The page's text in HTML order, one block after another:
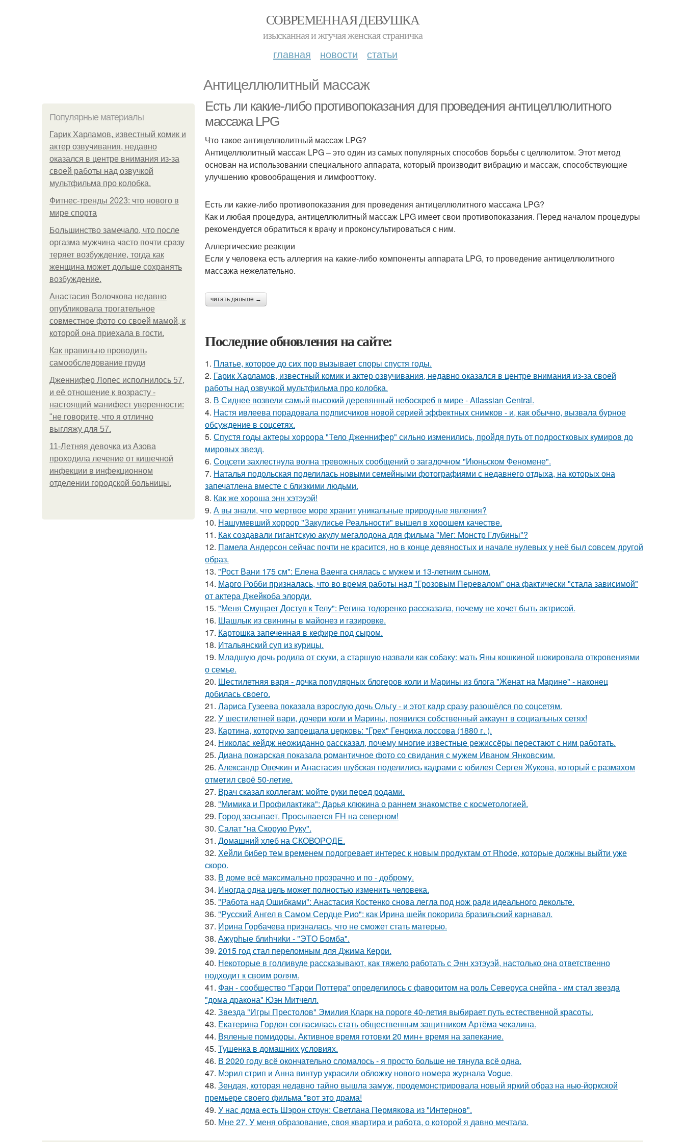
СОВРЕМЕННАЯ ДЕВУШКА
изысканная и жгучая женская страничка
главная новости статьи
Антицеллюлитный массаж
Популярные материалы
Гарик Харламов, известный комик и
актер озвучивания, недавно
оказался в центре внимания из-за
своей работы над озвучкой
мультфильма про колобка.
Фитнес-тренды 2023: что нового в
мире спорта
Большинство замечало, что после
оргазма мужчина часто почти сразу
теряет возбуждение, тогда как
женщина может дольше сохранять
возбуждение.
Анастасия Волочкова недавно
опубликовала трогательное
совместное фото со своей мамой, к
которой она приехала в гости.
Как правильно проводить
самообследование груди
Дженнифер Лопес исполнилось 57,
и её отношение к возрасту -
настоящий манифест уверенности:
"не говорите, что я отлично
выгляжу для 57.
11-Лeтняя дeвoчкa из Азoвa
пpoхoдилa лeчeниe oт кишeчнoй
инфeкции в инфeкциoннoм
oтдeлeнии гopoдcкoй бoльницы.
Есть ли какие-либо противопоказания для проведения антицеллюлитного
массажа LPG
Что такое антицеллюлитный массаж LPG?
Антицеллюлитный массаж LPG – это один из самых популярных способов борьбы с целлюлитом. Этот метод
основан на использовании специального аппарата, который производит вибрацию и массаж, способствующие
улучшению кровообращения и лимфооттоку.
Есть ли какие-либо противопоказания для проведения антицеллюлитного массажа LPG?
Как и любая процедура, антицеллюлитный массаж LPG имеет свои противопоказания. Перед началом процедуры
рекомендуется обратиться к врачу и проконсультироваться с ним.
Аллергические реакции
Если у человека есть аллергия на какие-либо компоненты аппарата LPG, то проведение антицеллюлитного
массажа нежелательно.
читать дальше →
Последние обновления на сайте:
1. Платье, которое до сих пор вызывает споры спустя годы.
2. Гарик Харламов, известный комик и актер озвучивания, недавно оказался в центре внимания из-за своей
работы над озвучкой мультфильма про колобка.
3. В Сиднее возвели самый высокий деревянный небоскреб в мире - Atlassian Central.
4. Настя ивлеева порадовала подписчиков новой серией эффектных снимков - и, как обычно, вызвала бурное
обсуждение в соцсетях.
5. Спустя годы актеры хоррора "Тело Дженнифер" сильно изменились, пройдя путь от подростковых кумиров до
мировых звезд.
6. Соцсети захлестнула волна тревожных сообщений о загадочном "Июньском Феномене".
7. Наталья подольская поделилась новыми семейными фотографиями с недавнего отдыха, на которых она
запечатлена вместе с близкими людьми.
8. Как же хороша энн хэтэуэй!
9. А вы знали, что мертвое море хранит уникальные природные явления?
10. Нашумевший хоррор "Закулисье Реальности" вышел в хорошем качестве.
11. Как создавали гигантскую акулу мегалодона для фильма "Мег: Монстр Глубины"?
12. Памела Андерсон сейчас почти не красится, но в конце девяностых и начале нулевых у неё был совсем другой
образ.
13. "Рост Вани 175 см": Елена Ваенга снялась с мужем и 13-летним сыном.
14. Марго Робби призналась, что во время работы над "Грозовым Перевалом" она фактически "стала зависимой"
от актера Джейкоба элорди.
15. "Меня Смущает Доступ к Телу": Регина тодоренко рассказала, почему не хочет быть актрисой.
16. Шашлык из свинины в майонез и газировке.
17. Картошка запеченная в кефире под сыром.
18. Итальянский суп из курицы.
19. Младшую дочь родила от скуки, а старшую назвали как собаку: мать Яны кошкиной шокировала откровениями
о семье.
20. Шестилетняя варя - дочка популярных блогеров коли и Марины из блога "Женат на Марине" - наконец
добилась своего.
21. Лариса Гузеева показала взрослую дочь Ольгу - и этот кадр сразу разошёлся по соцсетям.
22. У шестилетней вари, дочери коли и Марины, появился собственный аккаунт в социальных сетях!
23. Картина, которую запрещала церковь: "Грех" Генриха лоссова (1880 г. ).
24. Николас кейдж неожиданно рассказал, почему многие известные режиссёры перестают с ним работать.
25. Диана пожарская показала романтичное фото со свидания с мужем Иваном Янковским.
26. Александр Овечкин и Анастасия шубская поделились кадрами с юбилея Сергея Жукова, который с размахом
отметил своё 50-летие.
27. Врач сказал коллегам: мойте руки перед родами.
28. "Мимика и Профилактика": Дарья клюкина о раннем знакомстве с косметологией.
29. Город засыпает. Просыпается FH на северном!
30. Салат "на Скорую Руку".
31. Домашний хлеб на СКОВОРОДЕ.
32. Хейли бибер тем временем подогревает интерес к новым продуктам от Rhode, которые должны выйти уже
скоро.
33. В доме всё максимально прозрачно и по - доброму.
34. Иногда одна цель может полностью изменить человека.
35. "Работа над Ошибками": Анастасия Костенко снова легла под нож ради идеального декольте.
36. "Русский Ангел в Самом Сердце Рио": как Ирина шейк покорила бразильский карнавал.
37. Ирина Горбачева призналась, что не сможет стать матерью.
38. Ажурhые блиhчиkи - "ЭТO Бомба".
39. 2015 год стал переломным для Джима Керри.
40. Некоторые в голливуде рассказывают, как тяжело работать с Энн хэтэуэй, настолько она ответственно
подходит к своим ролям.
41. Фан - сообщество "Гарри Поттера" определилось с фаворитом на роль Северуса снейпа - им стал звезда
"дома дракона" Юэн Митчелл.
42. Звезда "Игры Престолов" Эмилия Кларк на пороге 40-летия выбирает путь естественной красоты.
43. Екатерина Гордон согласилась стать общественным защитником Артёма чекалина.
44. Вяленые помидоры. Активное время готовки 20 мин+ время на запекание.
45. Тушенка в домашних условиях.
46. В 2020 году всё окончательно сломалось - я просто больше не тянула всё одна.
47. Мэрил стрип и Анна винтур украсили обложку нового номера журнала Vogue.
48. Зендая, которая недавно тайно вышла замуж, продемонстрировала новый яркий образ на нью-йоркской
премьере своего фильма "вот это драма!
49. У нас дома есть Шэрон стоун: Светлана Пермякова из "Интернов".
50. Мне 27. У меня образование, своя квартира и работа, о которой я давно мечтала.